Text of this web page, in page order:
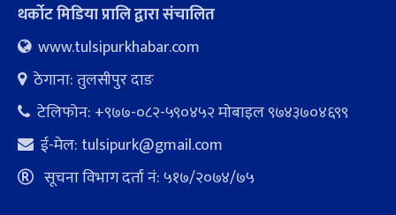
थर्कोट मिडिया प्रालि द्वारा संचालित
www.tulsipurkhabar.com
ठेगाना: तुलसीपुर दाङ
टेलिफोन: +९७७-०८२-५९०४५२ माेबाइल ९७४३७०४६९९
ई-मेल: tulsipurk@gmail.com
सूचना विभाग दर्ता नं: ५१७/२०७४/७५